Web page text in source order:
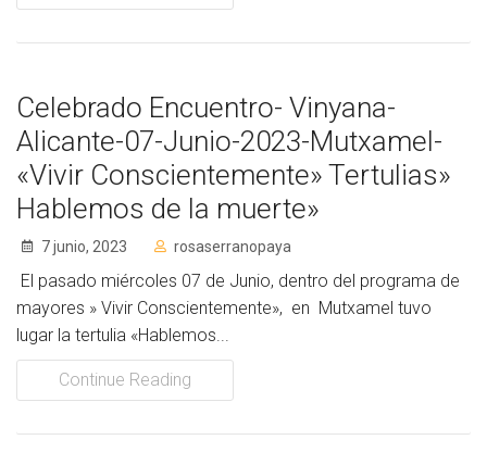
Celebrado Encuentro- Vinyana-
Alicante-07-Junio-2023-Mutxamel-
«Vivir Conscientemente» Tertulias»
Hablemos de la muerte»
7 junio, 2023 rosaserranopaya
El pasado miércoles 07 de Junio, dentro del programa de
mayores » Vivir Conscientemente», en Mutxamel tuvo
lugar la tertulia «Hablemos...
Continue Reading